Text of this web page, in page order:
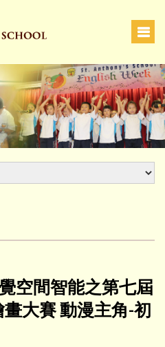
空間智能之第七屆
大賽 動漫主角-初